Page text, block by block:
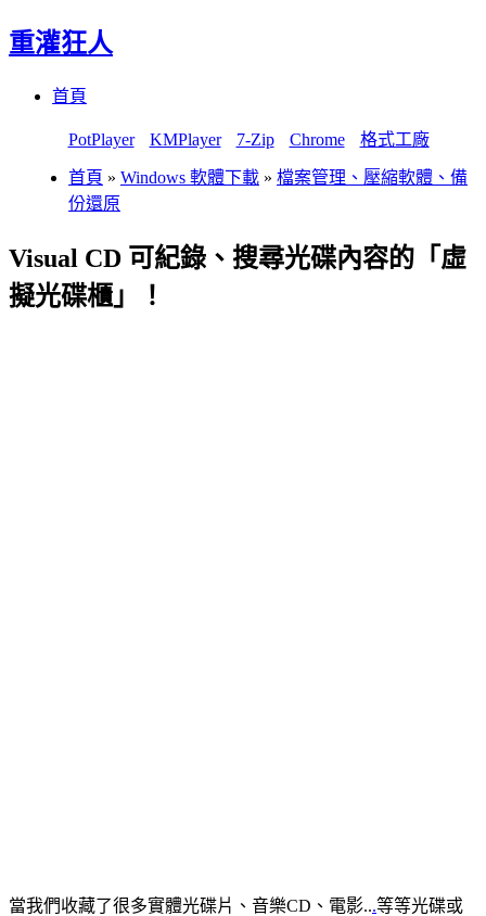
重灌狂人
首頁
PotPlayer KMPlayer 7-Zip Chrome 格式工廠
首頁 » Windows 軟體下載 » 檔案管理、壓縮軟體、備
份還原
Visual CD 可紀錄、搜尋光碟內容的「虛
擬光碟櫃」！
當我們收藏了很多實體光碟片、音樂CD、電影...等等光碟或